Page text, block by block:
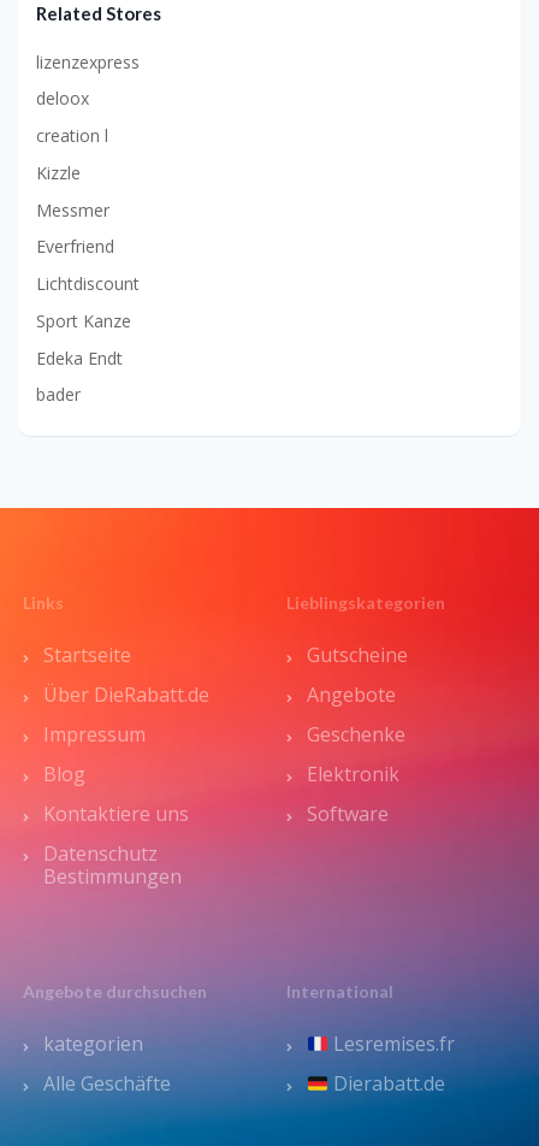
Related Stores
lizenzexpress
deloox
creation l
Kizzle
Messmer
Everfriend
Lichtdiscount
Sport Kanze
Edeka Endt
bader
Links
Startseite
Über DieRabatt.de
Impressum
Blog
Kontaktiere uns
Datenschutz
Bestimmungen
Lieblingskategorien
Gutscheine
Angebote
Geschenke
Elektronik
Software
Angebote durchsuchen
kategorien
Alle Geschäfte
International
Lesremises.fr
Dierabatt.de